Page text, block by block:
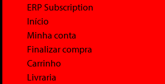
ERP Subscription
Início
Minha conta
Finalizar compra
Carrinho
Livraria